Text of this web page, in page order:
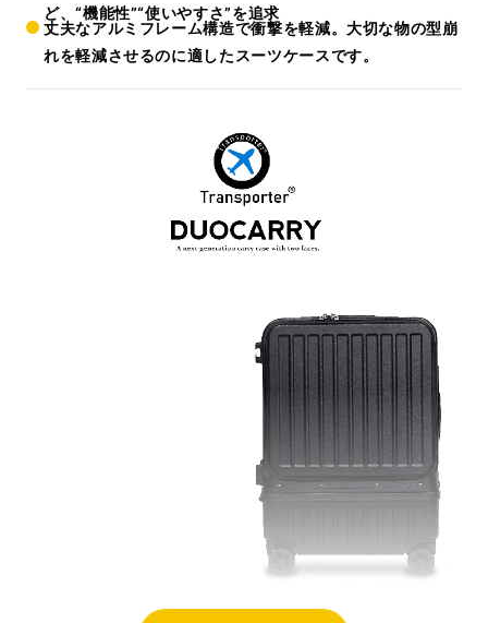
ど、“機能性”“使いやすさ”を追求
丈夫なアルミフレーム構造で衝撃を軽減。大切な物の型崩
れを軽減させるのに適したスーツケースです。